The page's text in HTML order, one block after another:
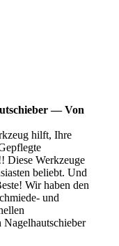
— Von
hilft, Ihre
Diese Werkzeuge
beliebt. Und
Wir haben den
und